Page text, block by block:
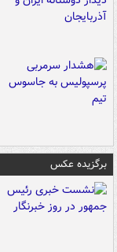
برگزیده عکس